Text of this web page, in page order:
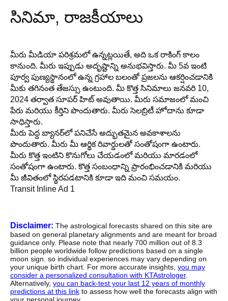
సినిమా, రాజకీయాలు
మీరు మీడియా పరిశ్రమలో ఉన్నట్లయితే, అది ఒక రాకింగ్ కాలం
కానుంది. మీరు ఇప్పుడు అదృష్టాన్ని అనుభవిస్తారు. మీ 5వ ఇంటి
పూర్వ పుణ్యస్థానంలో ఉన్న గ్రహాల బలంతో ప్రజలను ఆకర్షించడానికి
మీకు తగినంత తేజస్సు ఉంటుంది. మీ కొత్త సినిమాలు జనవరి 10,
2024 తర్వాత సూపర్ హిట్ అవుతాయి. మీరు సమాజంలో మంచి
పేరు మరియు కీర్తిని పొందుతారు. మీరు సెలబ్రిటీ హోదాను కూడా
సాధిస్తారు.
మీరు పెద్ద బ్యానర్‌లో పనిచేసే అద్భుతమైన అవకాశాలను
పొందుతారు. మీరు మీ ఆర్థిక రివార్డులతో సంతోషంగా ఉంటారు.
మీరు కొత్త ఇంటిని కొనుగోలు చేయడంలో మరియు మారడంలో
సంతోషంగా ఉంటారు. కొత్త సంబంధాన్ని ప్రారంభించడానికి మరియు
మీ జీవితంలో స్థిరపడటానికి కూడా ఇది మంచి సమయం.
Transit Inline Ad 1
Disclaimer: The astrological forecasts shared on this site are
based on general planetary alignments and are meant for broad
guidance only. Please note that nearly 700 million out of 8.3
billion people worldwide follow predictions based on a single
moon sign. so individual experiences may vary depending on
your unique birth chart. For more accurate insights, you may
consider a personalized consultation with KTAstrologer.
Alternatively, you can back-test your last 12 years of monthly
predictions at this link to assess how well the forecasts align with